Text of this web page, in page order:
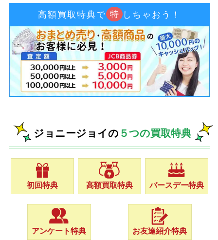
高額買取特典で 特 しちゃおう！
ジョニージョイの ５つの買取特典
初回特典 高額買取特典 バースデー特典
アンケート特典 お友達紹介特典